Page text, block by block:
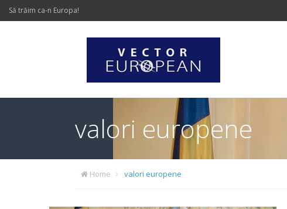
Să trăim ca-n Europa!
valori europene
Home valori europene